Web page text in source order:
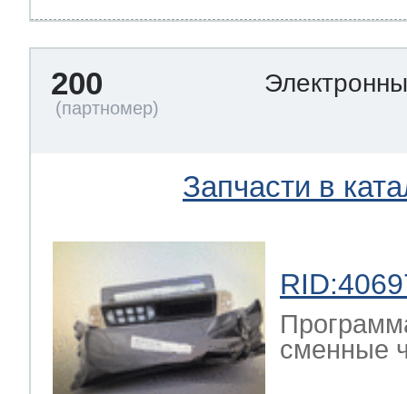
200
Запчасти в
сменные